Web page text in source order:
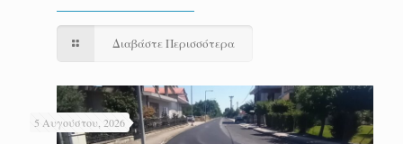
Διαβάστε Περισσότερα
5 Αυγούστου, 2026